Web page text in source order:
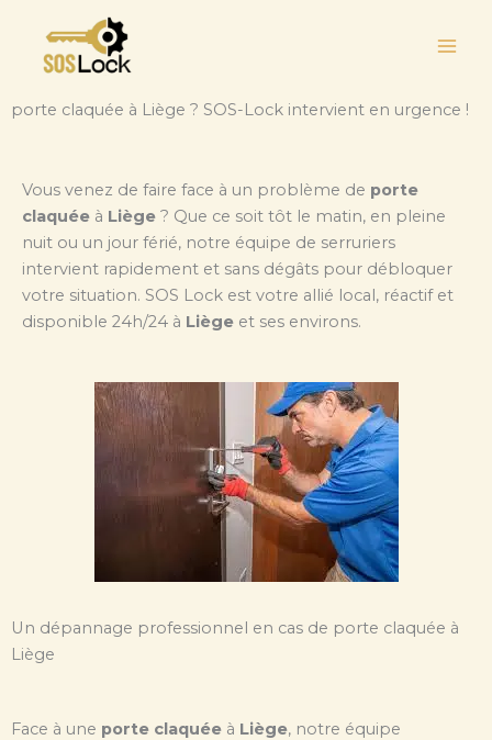
contenu
porte claquée à Liège ? SOS-Lock intervient en urgence !
Vous venez de faire face à un problème de porte
claquée à Liège ? Que ce soit tôt le matin, en pleine
nuit ou un jour férié, notre équipe de serruriers
intervient rapidement et sans dégâts pour débloquer
votre situation. SOS Lock est votre allié local, réactif et
disponible 24h/24 à Liège et ses environs.
Un dépannage professionnel en cas de porte claquée à
Liège
Face à une porte claquée à Liège, notre équipe